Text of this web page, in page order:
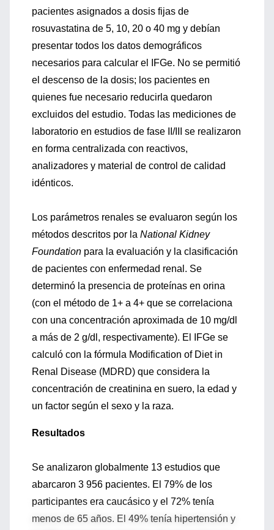
pacientes asignados a dosis fijas de
rosuvastatina de 5, 10, 20 o 40 mg y debían
presentar todos los datos demográficos
necesarios para calcular el IFGe. No se permitió
el descenso de la dosis; los pacientes en
quienes fue necesario reducirla quedaron
excluidos del estudio. Todas las mediciones de
laboratorio en estudios de fase II/III se realizaron
en forma centralizada con reactivos,
analizadores y material de control de calidad
idénticos.
Los parámetros renales se evaluaron según los
métodos descritos por la National Kidney
Foundation para la evaluación y la clasificación
de pacientes con enfermedad renal. Se
determinó la presencia de proteínas en orina
(con el método de 1+ a 4+ que se correlaciona
con una concentración aproximada de 10 mg/dl
a más de 2 g/dl, respectivamente). El IFGe se
calculó con la fórmula Modification of Diet in
Renal Disease (MDRD) que considera la
concentración de creatinina en suero, la edad y
un factor según el sexo y la raza.
Resultados
Se analizaron globalmente 13 estudios que
abarcaron 3 956 pacientes. El 79% de los
participantes era caucásico y el 72% tenía
menos de 65 años. El 49% tenía hipertensión y